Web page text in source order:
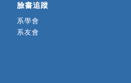
臉書追蹤
系學會
系友會